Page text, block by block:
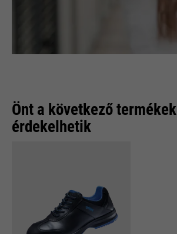
Önt a következő termékek
érdekelhetik